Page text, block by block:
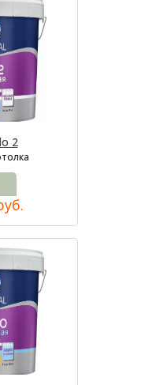
2